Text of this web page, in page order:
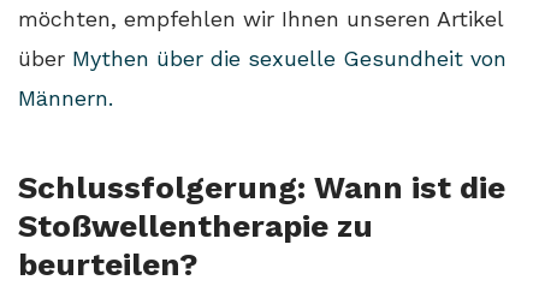
möchten, empfehlen wir Ihnen unseren Artikel
über Mythen über die sexuelle Gesundheit von
Männern.
Schlussfolgerung: Wann ist die
Stoßwellentherapie zu
beurteilen?